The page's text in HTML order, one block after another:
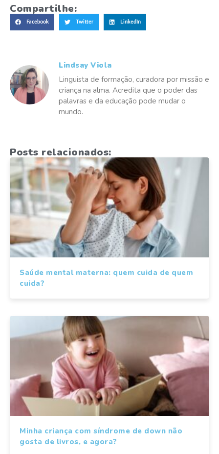
Compartilhe:
Facebook Twitter LinkedIn
Lindsay Viola
Linguista de formação, curadora por missão e
criança na alma. Acredita que o poder das
palavras e da educação pode mudar o
mundo.
Posts relacionados:
Saúde mental materna: quem cuida de quem
cuida?
Minha criança com síndrome de down não
gosta de livros, e agora?